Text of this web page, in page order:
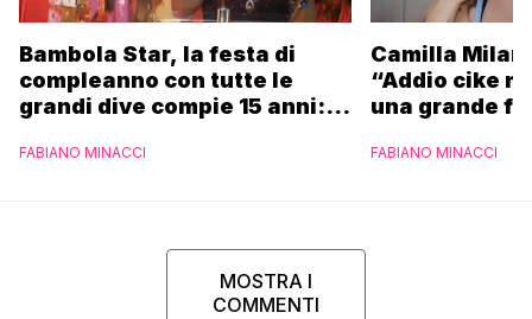
Bambola Star, la festa di
compleanno con tutte le
grandi dive compie 15 anni: il
FABIANO MINACCI
Camilla
“Addio cike
una grande
FABIANO MINACCI
MOSTRA I
COMMENTI